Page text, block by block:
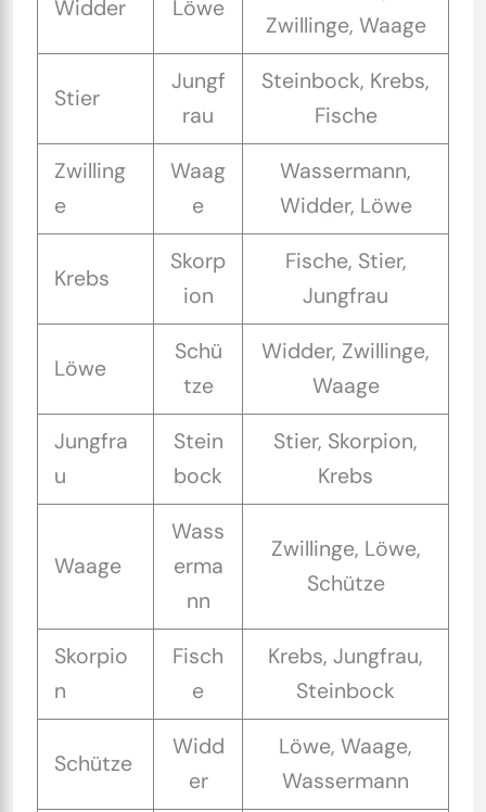
Widder Löwe
Zwillinge, Waage
Stier
Jungf
rau
Steinbock, Krebs,
Fische
Zwilling
e
Waag
e
Wassermann,
Widder, Löwe
Krebs
Skorp
ion
Fische, Stier,
Jungfrau
Löwe
Schü
tze
Widder, Zwillinge,
Waage
Jungfra
u
Stein
bock
Stier, Skorpion,
Krebs
Waage
Wass
erma
nn
Zwillinge, Löwe,
Schütze
Skorpio
n
Fisch
e
Krebs, Jungfrau,
Steinbock
Schütze
Widd
er
Löwe, Waage,
Wassermann